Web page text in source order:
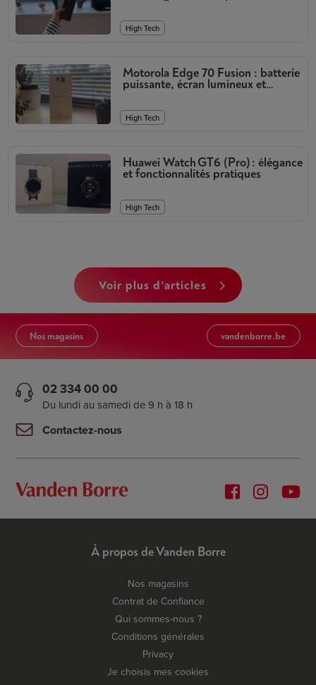
High Tech
Motorola Edge 70 Fusion : batterie
puissante, écran lumineux et
appareils photo de qualité
High Tech
Huawei Watch GT6 (Pro) : élégance
et fonctionnalités pratiques
High Tech
voir plus d'articles
Nos magasins vandenborre.be
02 334 00 00
Du lundi au samedi de 9 h à 18 h
Contactez-nous
À propos de Vanden Borre
Nos magasins
Contrat de Confiance
Qui sommes-nous ?
Conditions générales
Privacy
Je choisis mes cookies